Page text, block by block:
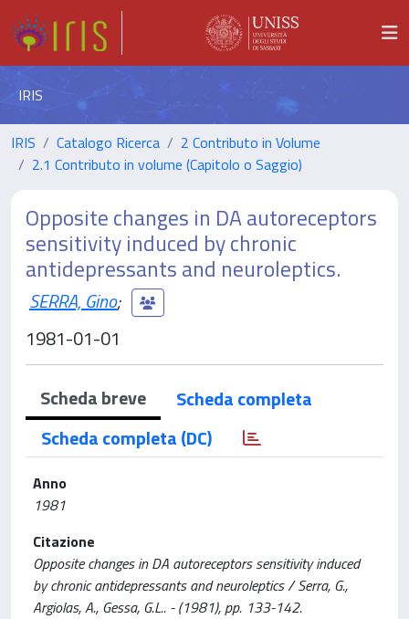
IRIS
IRIS Catalogo Ricerca
2 Contributo in Volume
2.1 Contributo in volume (Capitolo o Saggio)
Opposite changes in DA autoreceptors
sensitivity induced by chronic
antidepressants and neuroleptics.
SERRA, Gino;
1981-01-01
Scheda breve
Scheda completa
Scheda completa (DC)
Anno
1981
Citazione
Opposite changes in DA autoreceptors sensitivity induced
by chronic antidepressants and neuroleptics / Serra, G.,
Argiolas, A., Gessa, G.L.. - (1981), pp. 133-142.